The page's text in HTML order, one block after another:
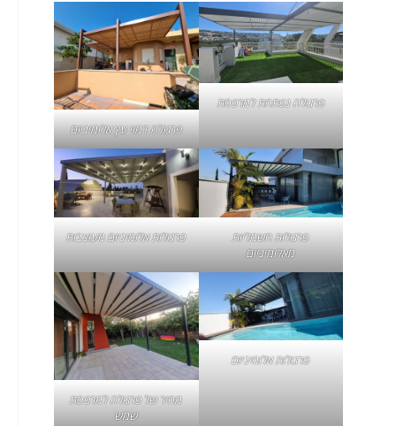
פרגולה נפתחת למרפסת
פרגולה דמוי עץ אלומיניום
פרגולות חשמליות
מאלומיניום
פרגולות אלומיניום מעוצבות
פרגולות אלומיניום
מחיר שלפרגולה למרפסת
שמש